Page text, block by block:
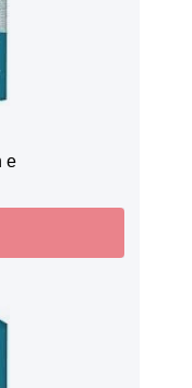
e